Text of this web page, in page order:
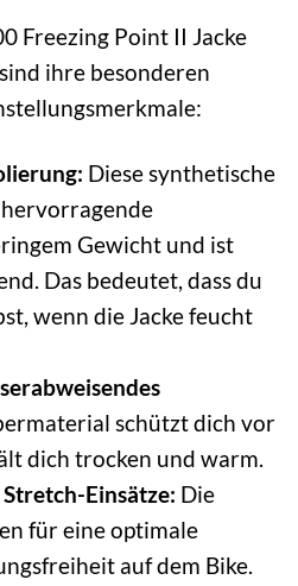
Freezing Point II Jacke
ihre besonderen
Diese synthetische
Gewicht und ist
Das bedeutet, dass du
wenn die Jacke feucht
schützt dich vor
dich trocken und warm.
Einsätze: Die
für eine optimale
auf dem Bike.